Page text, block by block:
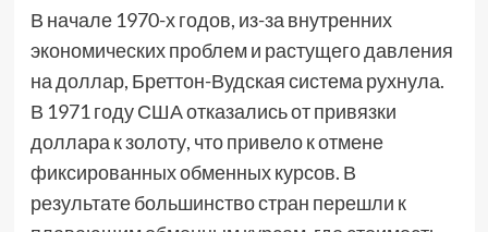
В начале 1970-х годов, из-за внутренних
экономических проблем и растущего давления
на доллар, Бреттон-Вудская система рухнула.
В 1971 году США отказались от привязки
доллара к золоту, что привело к отмене
фиксированных обменных курсов. В
результате большинство стран перешли к